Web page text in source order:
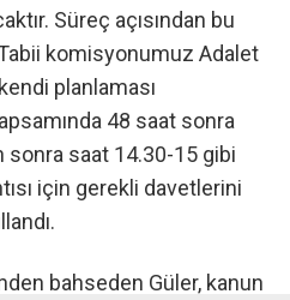
Süreç açısından bu
komisyonumuz Adalet
planlaması
48 saat sonra
sonra saat 14.30-15 gibi
için gerekli davetlerini
bahseden Güler, kanun